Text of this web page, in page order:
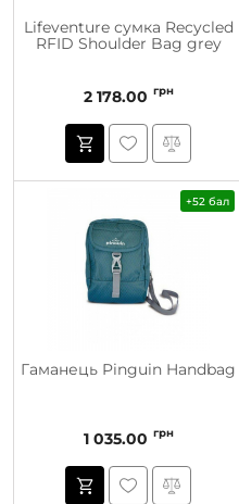
Lifeventure сумка Recycled
RFID Shoulder Bag grey
2 178.00 грн
+52 бал
Гаманець Pinguin Handbag
1 035.00 грн